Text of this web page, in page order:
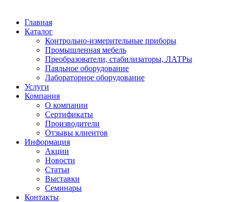
Главная
Каталог
Контрольно-измерительные приборы
Промышленная мебель
Преобразователи, стабилизаторы, ЛАТРы
Паяльное оборудование
Лабораторное оборудование
Услуги
Компания
О компании
Сертификаты
Производители
Отзывы клиентов
Информация
Акции
Новости
Статьи
Выставки
Семинары
Контакты